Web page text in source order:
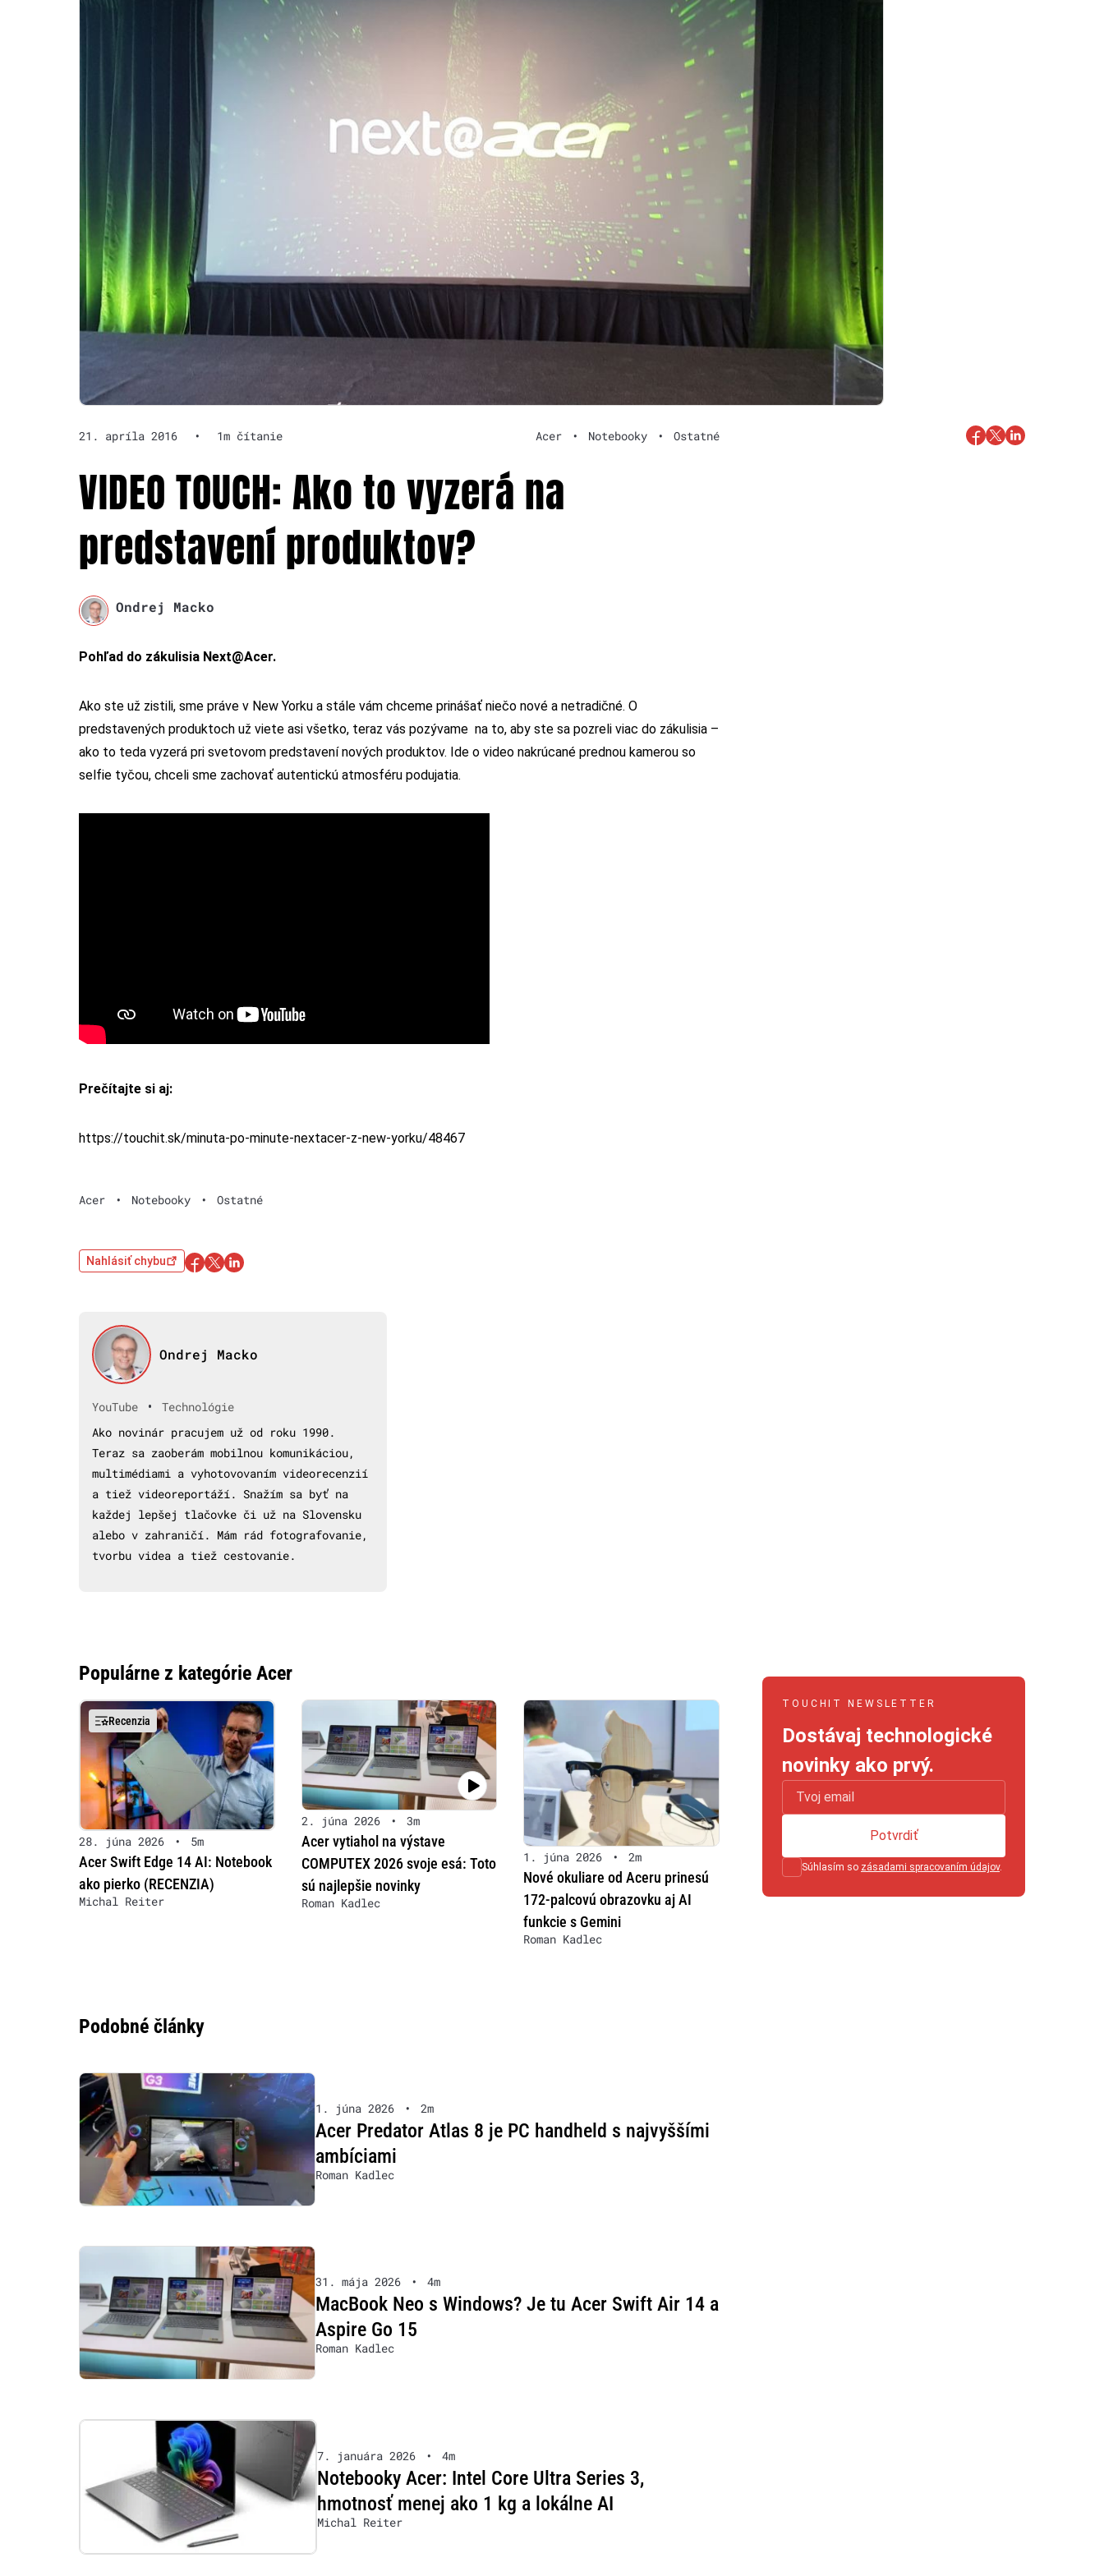
21. apríla 2016 • 1m čítanie Acer • Notebooky • Ostatné
VIDEO TOUCH: Ako to vyzerá na
predstavení produktov?
Ondrej Macko
Pohľad do zákulisia Next@Acer.
Ako ste už zistili, sme práve v New Yorku a stále vám chceme prinášať niečo nové a netradičné. O
predstavených produktoch už viete asi všetko, teraz vás pozývame na to, aby ste sa pozreli viac do zákulisia –
ako to teda vyzerá pri svetovom predstavení nových produktov. Ide o video nakrúcané prednou kamerou so
selfie tyčou, chceli sme zachovať autentickú atmosféru podujatia.
Prečítajte si aj:
https://touchit.sk/minuta-po-minute-nextacer-z-new-yorku/48467
Acer • Notebooky • Ostatné
Nahlásiť chybu
Ondrej Macko
YouTube •
Technológie
Ako novinár pracujem už od roku 1990.
Teraz sa zaoberám mobilnou komunikáciou,
multimédiami a vyhotovovaním videorecenzií
a tiež videoreportáží. Snažím sa byť na
každej lepšej tlačovke či už na Slovensku
alebo v zahraničí. Mám rád fotografovanie,
tvorbu videa a tiež cestovanie.
Populárne z kategórie Acer
Recenzia
28. júna 2026 • 5m
Acer Swift Edge 14 AI: Notebook
ako pierko (RECENZIA)
Michal Reiter
2. júna 2026 • 3m
Acer vytiahol na výstave
COMPUTEX 2026 svoje esá: Toto
sú najlepšie novinky
Roman Kadlec
1. júna 2026 • 2m
Nové okuliare od Aceru prinesú
172-palcovú obrazovku aj AI
funkcie s Gemini
Roman Kadlec
Podobné články
1. júna 2026 • 2m
Acer Predator Atlas 8 je PC handheld s najvyššími
ambíciami
Roman Kadlec
31. mája 2026 • 4m
MacBook Neo s Windows? Je tu Acer Swift Air 14 a
Aspire Go 15
Roman Kadlec
7. januára 2026 • 4m
Notebooky Acer: Intel Core Ultra Series 3,
hmotnosť menej ako 1 kg a lokálne AI
Michal Reiter
TOUCHIT NEWSLETTER
Dostávaj technologické
novinky ako prvý.
Súhlasím so zásadami spracovaním údajov.
Potvrdiť